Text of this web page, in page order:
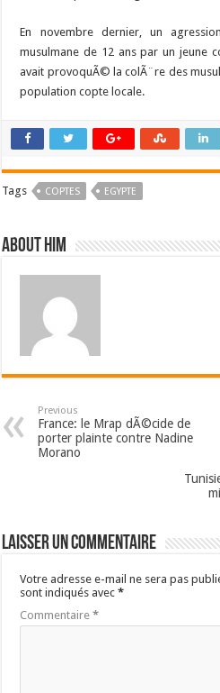
En novembre dernier, un
musulmane de 12 ans par un jeune
avait provoquÃ© la colÃ¨re des
population copte locale.
Tags COPTES EGYPTE
About him
Previous
France: le Mrap dÃ©cide de
porter plainte contre Nadine
Morano
Laisser un commentaire
Votre adresse e-mail ne sera pas
sont indiqués avec*
Commentaire*